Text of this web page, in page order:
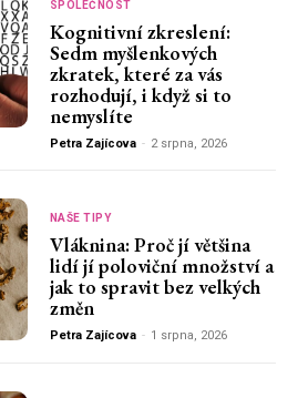
SPOLEČNOST
Kognitivní zkreslení:
Sedm myšlenkových
zkratek, které za vás
rozhodují, i když si to
nemyslíte
Petra Zajícova - 2 srpna, 2026
NAŠE TIPY
Vláknina: Proč jí většina
lidí jí poloviční množství a
jak to spravit bez velkých
změn
Petra Zajícova - 1 srpna, 2026